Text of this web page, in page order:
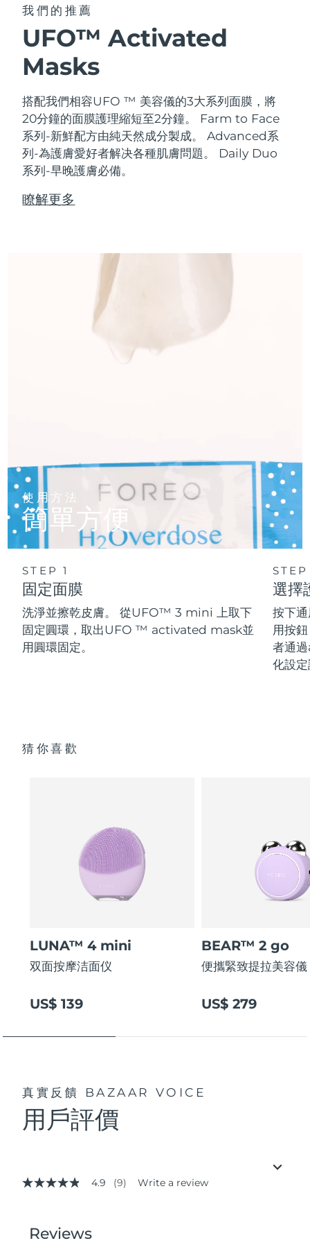
我們的推薦
UFO™ Activated
Masks
搭配我們相容UFO ™ 美容儀的3大系列面膜，將
20分鐘的面膜護理縮短至2分鐘。
Farm to Face
系列-新鮮配方由純天然成分製成。 Advanced系
列-為護膚愛好者解决各種肌膚問題。 Daily Duo
系列-早晚護膚必備。
瞭解更多
使用方法
簡單方便
STEP 1
固定面膜
洗淨並擦乾皮膚。 從UFO™ 3 mini 上取下
固定圓環，取出UFO ™ activated mask並
用圓環固定。
選擇
按下
用按
者通
化設
猜你喜歡
LUNA™ 4 mini
双面按摩洁面仪
US$ 139
BEAR™ 2 go
便攜緊致提拉美容儀
US$ 279
真實反饋 BAZAAR VOICE
用戶評價
4.9
stars,
4.9 (9) Write a review